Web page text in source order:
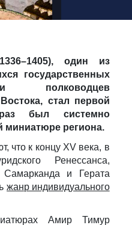
один из
государственных
полководцев
стал первой
был системно
миниатюре региона.
что к концу XV века, в
Ренессанса,
и Герата
жанр индивидуального
Амир Тимур